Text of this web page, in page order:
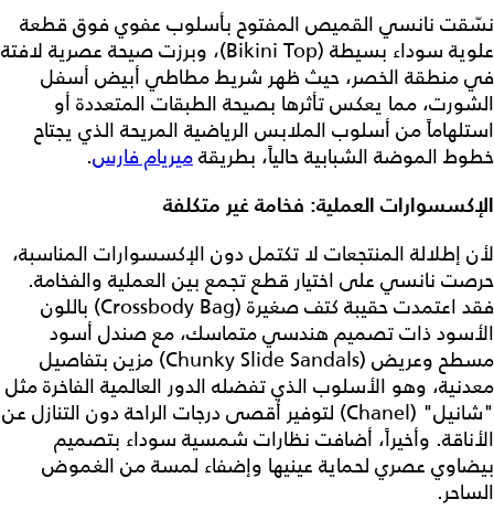
نسّقت نانسي القميص المفتوح بأسلوب عفوي فوق قطعة
علوية سوداء بسيطة (Bikini Top)، وبرزت صيحة عصرية لافتة
في منطقة الخصر، حيث ظهر شريط مطاطي أبيض أسفل
الشورت، مما يعكس تأثرها بصيحة الطبقات المتعددة أو
استلهاماً من أسلوب الملابس الرياضية المريحة الذي يجتاح
خطوط الموضة الشبابية حالياً، بطريقةميريام فارس.
الإكسسوارات العملية: فخامة غير متكلفة
لأن إطلالة المنتجعات لا تكتمل دون الإكسسوارات المناسبة،
حرصت نانسي على اختيار قطع تجمع بين العملية والفخامة.
فقد اعتمدت حقيبة كتف صغيرة (Crossbody Bag) باللون
الأسود ذات تصميم هندسي متماسك، مع صندل أسود
مسطح وعريض (Chunky Slide Sandals) مزين بتفاصيل
معدنية، وهو الأسلوب الذي تفضله الدور العالمية الفاخرة مثل
"شانيل" (Chanel) لتوفير أقصى درجات الراحة دون التنازل عن
الأناقة. وأخيراً، أضافت نظارات شمسية سوداء بتصميم
بيضاوي عصري لحماية عينيها وإضفاء لمسة من الغموض
الساحر.